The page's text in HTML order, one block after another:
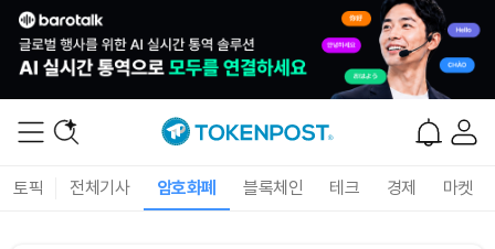
토픽 전체기사 암호화폐 블록체인 테크 경제 마켓
XRP (XRP) ₩1,481(-2.66%)